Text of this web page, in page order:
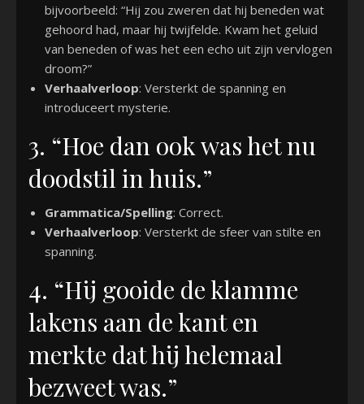
bijvoorbeeld: “Hij zou zweren dat hij beneden wat
gehoord had, maar hij twijfelde. Kwam het geluid
van beneden of was het een echo uit zijn vervlogen
droom?”
Verhaalverloop: Versterkt de spanning en
introduceert mysterie.
3. “Hoe dan ook was het nu
doodstil in huis.”
Grammatica/Spelling: Correct.
Verhaalverloop: Versterkt de sfeer van stilte en
spanning.
4. “Hij gooide de klamme
lakens aan de kant en
merkte dat hij helemaal
bezweet was.”